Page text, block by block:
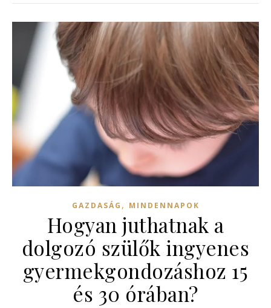
GAZDASÁG , MINDENNAPOK
Hogyan juthatnak a
dolgozó szülők ingyenes
gyermekgondozáshoz 15
és 30 órában?